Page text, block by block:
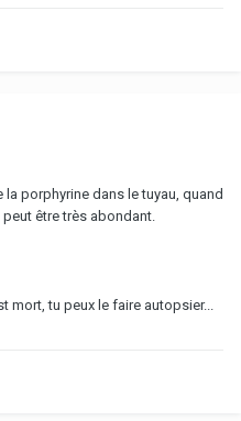
porphyrine dans le tuyau, quand
être très abondant.
mort, tu peux le faire autopsier...